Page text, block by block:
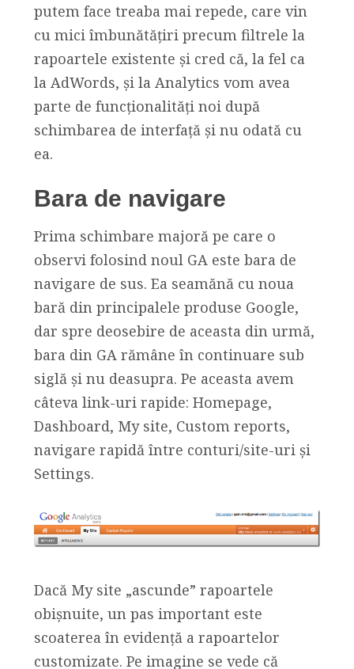
putem face treaba mai repede, care vin
cu mici îmbunătățiri precum filtrele la
rapoartele existente și cred că, la fel ca
la AdWords, și la Analytics vom avea
parte de funcționalități noi după
schimbarea de interfață și nu odată cu
ea.
Bara de navigare
Prima schimbare majoră pe care o
observi folosind noul GA este bara de
navigare de sus. Ea seamănă cu noua
bară din principalele produse Google,
dar spre deosebire de aceasta din urmă,
bara din GA rămâne în continuare sub
siglă și nu deasupra. Pe aceasta avem
câteva link-uri rapide: Homepage,
Dashboard, My site, Custom reports,
navigare rapidă între conturi/site-uri și
Settings.
Dacă My site „ascunde” rapoartele
obișnuite, un pas important este
scoaterea în evidență a rapoartelor
customizate. Pe imagine se vede că